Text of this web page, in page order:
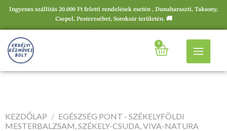
Ingyenes szállítás 20.000 Ft feletti rendelések esetén , Dunaharaszti, Taksony,
Csepel, Pesterzsébet, Soroksár területén. 🚚
0
KEZDŐLAP / EGÉSZSÉG PONT - SZÉKELYFÖLDI
MESTERBALZSAM, SZÉKELY-CSUDA, VIVA-NATURA